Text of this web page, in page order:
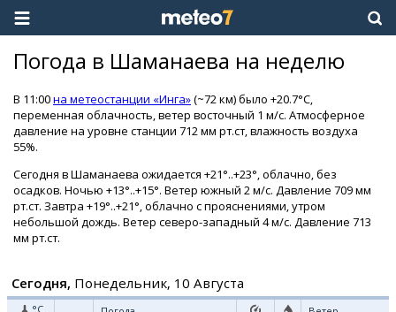
Погода в Шаманаева на неделю
В 11:00на метеостанции «Инга»(~72 км) было +20.7°C,
переменная облачность, ветер восточный 1 м/с. Атмосферное
давление на уровне станции 712 мм рт.ст, влажность воздуха
55%.
Сегодня в Шаманаева ожидается +21°..+23°, облачно, без
осадков. Ночью +13°..+15°. Ветер южный 2 м/с. Давление 709 мм
рт.ст. Завтра +19°..+21°, облачно с прояснениями, утром
небольшой дождь. Ветер северо-западный 4 м/с. Давление 713
мм рт.ст.
Сегодня, Понедельник, 10 Августа
°C